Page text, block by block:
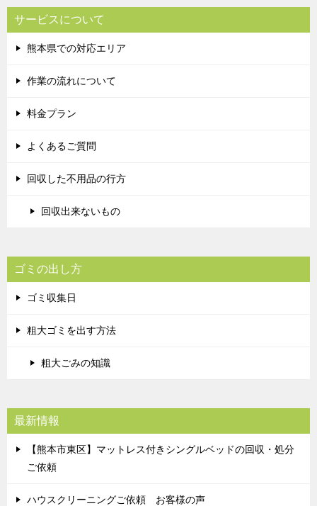
サービスについて
熊本県での対応エリア
作業の流れについて
料金プラン
よくあるご質問
回収した不用品の行方
回収出来ないもの
ゴミの出し方
ゴミ収集日
粗大ゴミを出す方法
粗大ごみの知識
最新情報
【熊本市東区】マットレス付きシングルベッドの回収・処分
ご依頼
ハウスクリーニングご依頼 お客様の声